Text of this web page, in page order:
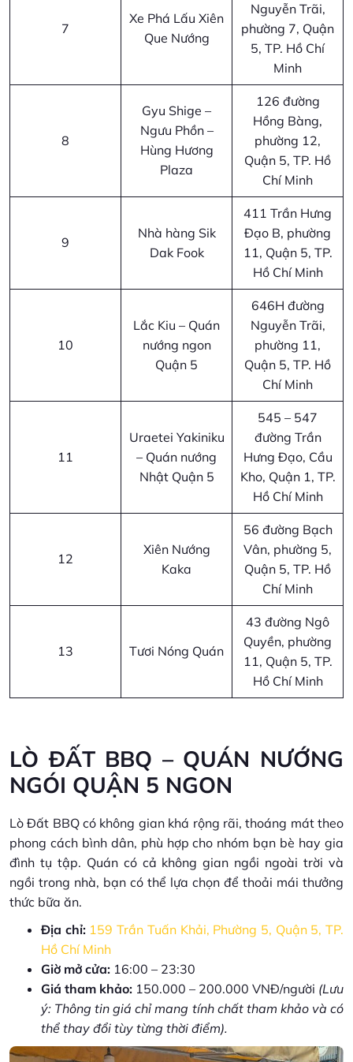
7
Xe Phá Lấu Xiên
Que Nướng
Nguyễn Trãi,
phường 7, Quận
5, TP. Hồ Chí
Minh
8
Gyu Shige –
Ngưu Phồn –
Hùng Hương
Plaza
126 đường
Hồng Bàng,
phường 12,
Quận 5, TP. Hồ
Chí Minh
9
Nhà hàng Sik
Dak Fook
411 Trần Hưng
Đạo B, phường
11, Quận 5, TP.
Hồ Chí Minh
10
Lắc Kiu – Quán
nướng ngon
Quận 5
646H đường
Nguyễn Trãi,
phường 11,
Quận 5, TP. Hồ
Chí Minh
11
Uraetei Yakiniku
– Quán nướng
Nhật Quận 5
545 – 547
đường Trần
Hưng Đạo, Cầu
Kho, Quận 1, TP.
Hồ Chí Minh
12
Xiên Nướng
Kaka
56 đường Bạch
Vân, phường 5,
Quận 5, TP. Hồ
Chí Minh
13 Tươi Nóng Quán
43 đường Ngô
Quyền, phường
11, Quận 5, TP.
Hồ Chí Minh
LÒ ĐẤT BBQ – QUÁN NƯỚNG
NGÓI QUẬN 5 NGON
Lò Đất BBQ có không gian khá rộng rãi, thoáng mát theo
phong cách bình dân, phù hợp cho nhóm bạn bè hay gia
đình tụ tập. Quán có cả không gian ngồi ngoài trời và
ngồi trong nhà, bạn có thể lựa chọn để thoải mái thưởng
thức bữa ăn.
Địa chỉ: 159 Trần Tuấn Khải, Phường 5, Quận 5, TP.
Hồ Chí Minh
Giờ mở cửa: 16:00 – 23:30
Giá tham khảo: 150.000 – 200.000 VNĐ/người (Lưu
ý: Thông tin giá chỉ mang tính chất tham khảo và có
thể thay đổi tùy từng thời điểm).